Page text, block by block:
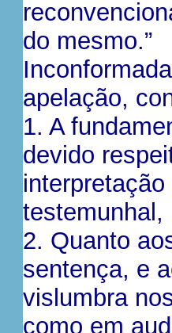
do mesmo.”
apelação,
1. A
devido
testemunhal,
2. Quanto
sentença, e
vislumbra
como em